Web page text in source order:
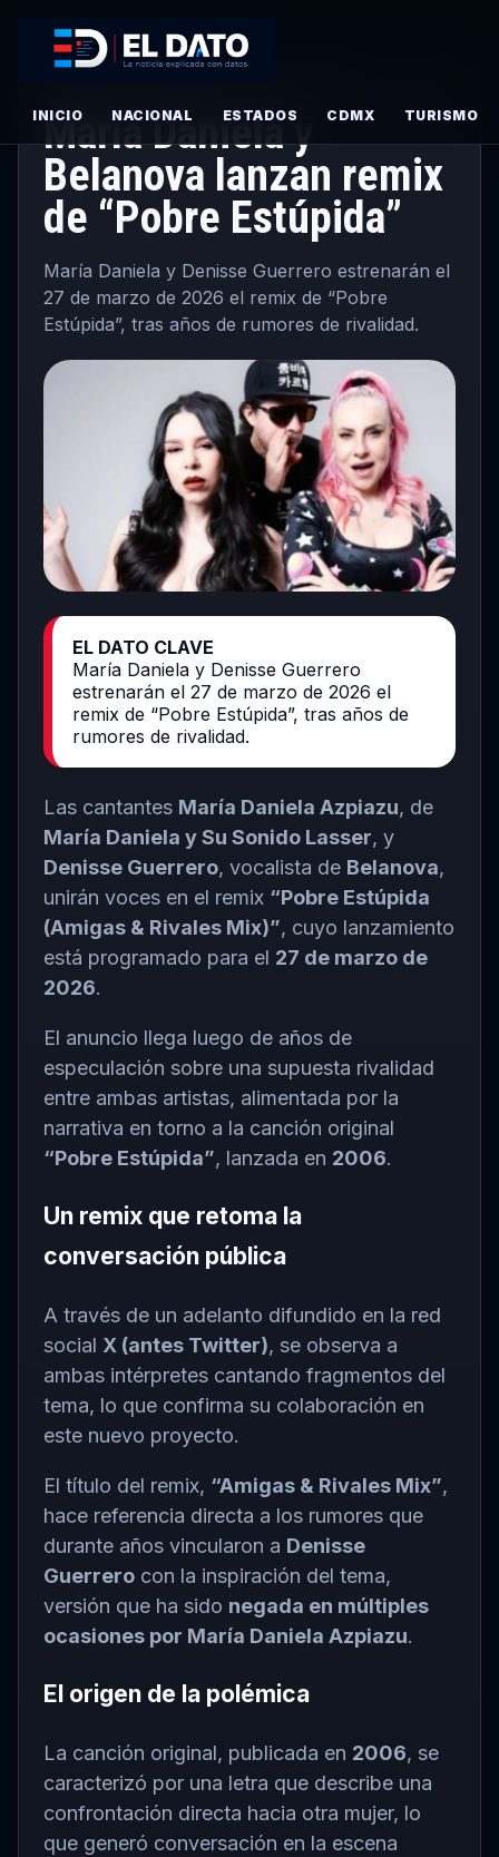
INICIO NACIONAL ESTADOS CDMX TURISMO
María Daniela y
Belanova lanzan remix
de “Pobre Estúpida”
María Daniela y Denisse Guerrero estrenarán el
27 de marzo de 2026 el remix de “Pobre
Estúpida”, tras años de rumores de rivalidad.
EL DATO CLAVE
María Daniela y Denisse Guerrero
estrenarán el 27 de marzo de 2026 el
remix de “Pobre Estúpida”, tras años de
rumores de rivalidad.
Las cantantes María Daniela Azpiazu, de
María Daniela y Su Sonido Lasser, y
Denisse Guerrero, vocalista de Belanova,
unirán voces en el remix “Pobre Estúpida
(Amigas & Rivales Mix)”, cuyo lanzamiento
está programado para el 27 de marzo de
2026.
El anuncio llega luego de años de
especulación sobre una supuesta rivalidad
entre ambas artistas, alimentada por la
narrativa en torno a la canción original
“Pobre Estúpida”, lanzada en 2006.
Un remix que retoma la
conversación pública
A través de un adelanto difundido en la red
social X (antes Twitter), se observa a
ambas intérpretes cantando fragmentos del
tema, lo que confirma su colaboración en
este nuevo proyecto.
El título del remix, “Amigas & Rivales Mix”,
hace referencia directa a los rumores que
durante años vincularon a Denisse
Guerrero con la inspiración del tema,
versión que ha sido negada en múltiples
ocasiones por María Daniela Azpiazu.
El origen de la polémica
La canción original, publicada en 2006, se
caracterizó por una letra que describe una
confrontación directa hacia otra mujer, lo
que generó conversación en la escena